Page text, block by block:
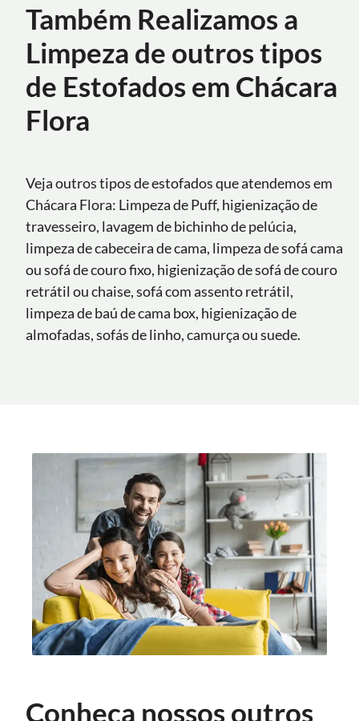
Também Realizamos a
Limpeza de outros tipos
de Estofados em Chácara
Flora
Veja outros tipos de estofados que atendemos em
Chácara Flora: Limpeza de Puff, higienização de
travesseiro, lavagem de bichinho de pelúcia,
limpeza de cabeceira de cama, limpeza de sofá cama
ou sofá de couro fixo, higienização de sofá de couro
retrátil ou chaise, sofá com assento retrátil,
limpeza de baú de cama box, higienização de
almofadas, sofás de linho, camurça ou suede.
Conheça nossos outros